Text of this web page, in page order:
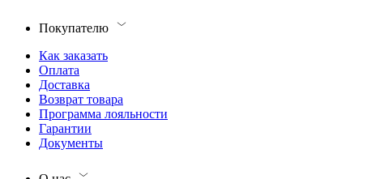
Покупателю
Как заказать
Оплата
Доставка
Возврат товара
Программа лояльности
Гарантии
Документы